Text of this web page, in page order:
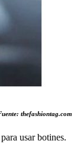
thefashiontag.com
usar botines.